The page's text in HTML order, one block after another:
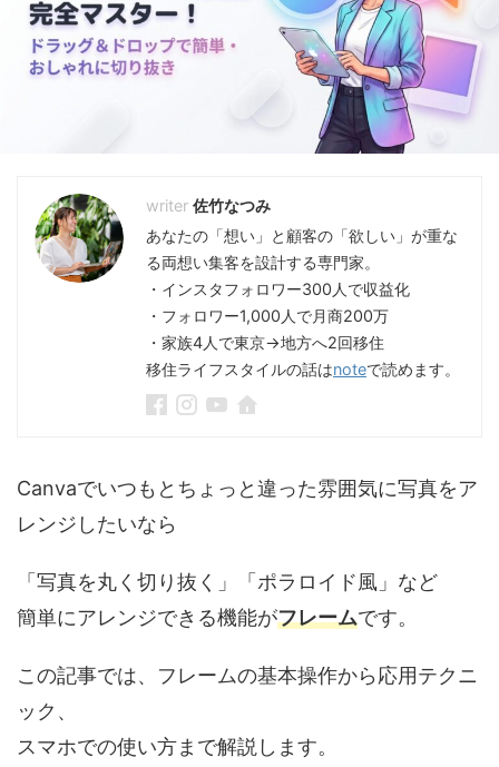
佐竹なつみ
あなたの「想い」と顧客の「欲しい」が重な
る両想い集客を設計する専門家。
・インスタフォロワー300人で収益化
・フォロワー1,000人で月商200万
・家族4人で東京→地方へ2回移住
移住ライフスタイルの話はnoteで読めます。
Canvaでいつもとちょっと違った雰囲気に写真をア
レンジしたいなら
「写真を丸く切り抜く」「ポラロイド風」など
簡単にアレンジできる機能がフレームです。
この記事では、フレームの基本操作から応用テクニ
ック、
スマホでの使い方まで解説します。